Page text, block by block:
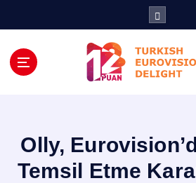
Olly,
Temsil Etme